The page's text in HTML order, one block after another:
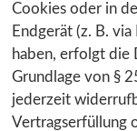
Cookies oder in
Endgerät (z. B.
haben, erfolgt die
Grundlage von §
jederzeit
Vertragserfüllung